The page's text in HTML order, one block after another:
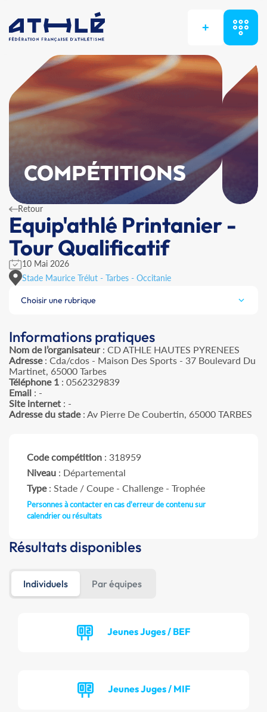
+
COMPÉTITIONS
Retour
Equip'athlé Printanier -
Tour Qualificatif
10 Mai 2026
Stade Maurice Trélut - Tarbes - Occitanie
Choisir une rubrique
Informations pratiques
Nom de l’organisateur: CD ATHLE HAUTES PYRENEES
Adresse: Cda/cdos - Maison Des Sports - 37 Boulevard Du
Martinet, 65000 Tarbes
Téléphone 1 : 0562329839
Email : -
Site internet : -
Adresse du stade: Av Pierre De Coubertin, 65000 TARBES
Code compétition : 318959
Niveau : Départemental
Type: Stade / Coupe - Challenge - Trophée
Personnes à contacter en cas d'erreur de contenu sur
calendrier ou résultats
Résultats disponibles
Individuels Par équipes
Jeunes Juges / BEF
Jeunes Juges / MIF